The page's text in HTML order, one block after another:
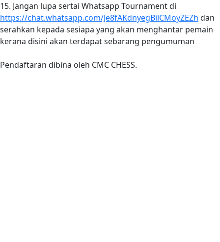
15. Jangan lupa sertai Whatsapp Tournament di
https://chat.whatsapp.com/Je8fAKdnyegBilCMoyZEZh dan
serahkan kepada sesiapa yang akan menghantar pemain
kerana disini akan terdapat sebarang pengumuman
Pendaftaran dibina oleh CMC CHESS.